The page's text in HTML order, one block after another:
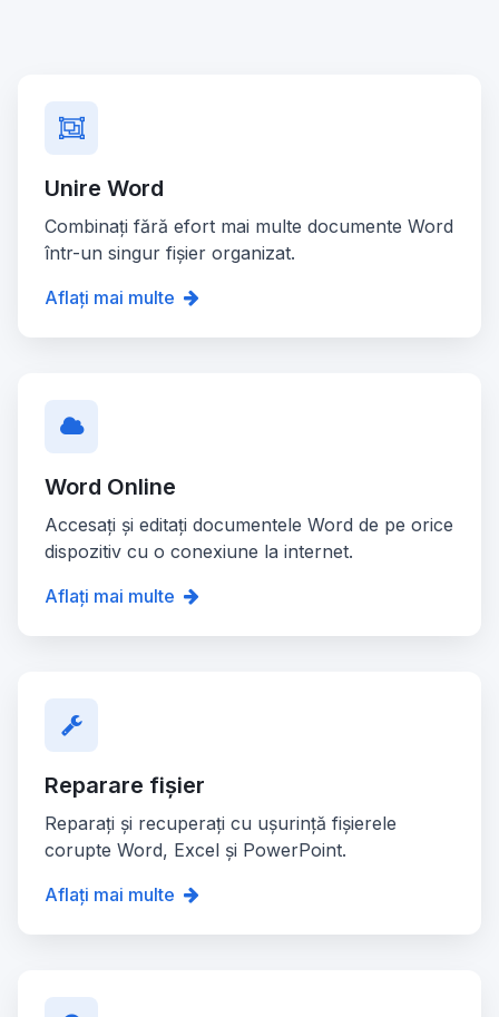
Unire Word
Combinați fără efort mai multe documente Word
într-un singur fișier organizat.
Aflați mai multe
Word Online
Accesați și editați documentele Word de pe orice
dispozitiv cu o conexiune la internet.
Aflați mai multe
Reparare fișier
Reparați și recuperați cu ușurință fișierele
corupte Word, Excel și PowerPoint.
Aflați mai multe